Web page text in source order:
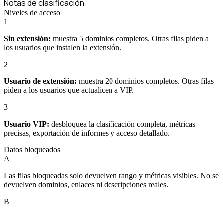
Notas de clasificación
Niveles de acceso
1
Sin extensión: muestra 5 dominios completos. Otras filas piden a
los usuarios que instalen la extensión.
2
Usuario de extensión: muestra 20 dominios completos. Otras filas
piden a los usuarios que actualicen a VIP.
3
Usuario VIP: desbloquea la clasificación completa, métricas
precisas, exportación de informes y acceso detallado.
Datos bloqueados
A
Las filas bloqueadas solo devuelven rango y métricas visibles. No se
devuelven dominios, enlaces ni descripciones reales.
B